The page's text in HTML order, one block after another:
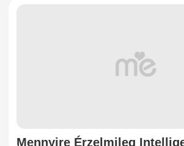
Mennyire Érzelmileg